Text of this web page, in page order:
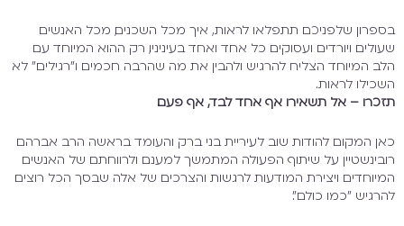
שלפניכם תתפלאו לראות, איך מכל השכנים, מכל האנשים
ויורדים ועסוקים כל אחד ואחד בעיניניו, רק ההוא המיוחד עם
המיוחד הצליח להרגיש ולהבין את מה שהרבה חכמים ו"רגילים" לא
לראות.
– אל תשאירו אף אחד לבד, אף פעם.
המקום להודות שוב לעיריית בני ברק והעומד בראשה הרב אברהם
על שיתוף הפעולה המתמשך למענם ולרווחתם של האנשים
ויצירת המודעות לרגשות והצרכים של אלה שבסך הכל רוצים
"כמו כולם".